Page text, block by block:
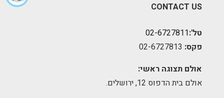
CONTACT US
טל':02-6727811
פקס:
אולם תצוגה ראשי:
אולם בית הדפוס 12, ירושלים.